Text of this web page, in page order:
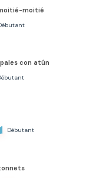
moitié
con atún
Débutant